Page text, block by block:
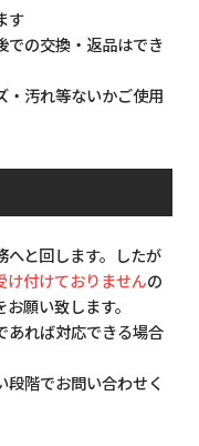
す
の交換・返品はでき
汚れ等ないかご使用
へと回します。したが
け付けておりませんの
願い致します。
あれば対応できる場合
階でお問い合わせく